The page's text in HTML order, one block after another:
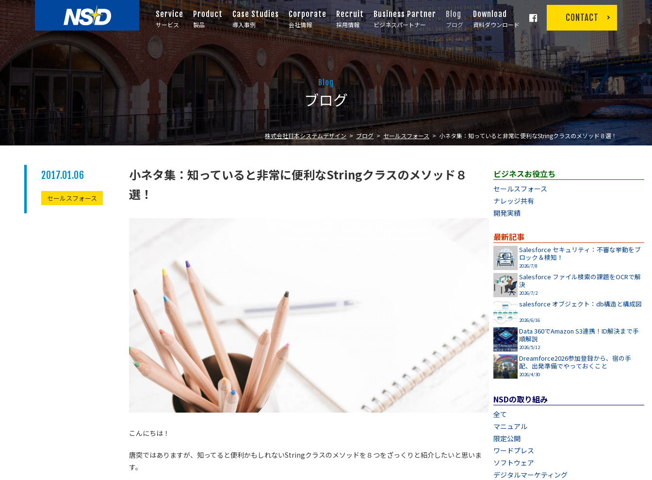
Service
サービス
Product
製品
Case Studies
導入事例
Corporate
会社情報
Recruit
採用情報
Business Partner
ビジネスパートナー
Blog
ブログ
Download
資料ダウンロード
CONTACT
Blog
ブログ
株式会社日本システムデザイン ブログ セールスフォース 小ネタ集：知っていると非常に便利なStringクラスのメソッド８選！
2017.01.06
セールスフォース
小ネタ集：知っていると非常に便利なStringクラスのメソッド８
選！
こんにちは！
唐突ではありますが、知ってると便利かもしれないStringクラスのメソッドを８つをざっくりと紹介したいと思いま
す。
ビジネスお役立ち
セールスフォース
ナレッジ共有
開発実績
最新記事
Salesforce セキュリティ：不審な挙動をブ
ロック＆検知！
2026/7/8
Salesforce ファイル検索の課題をOCRで解
決
2026/7/2
salesforce オブジェクト：db構造と構成図
2026/6/16
Data 360でAmazon S3連携！ID解決まで手
順解説
2026/5/12
Dreamforce2026参加登録から、宿の手
配、出発準備でやっておくこと
2026/4/30
NSDの取り組み
全て
マニュアル
限定公開
ワードプレス
ソフトウェア
デジタルマーケティング